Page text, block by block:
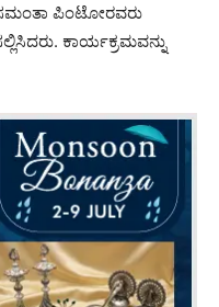
ಪಿಂಟೋರವರು
ಕಾರ್ಯಕ್ರಮವನ್ನು